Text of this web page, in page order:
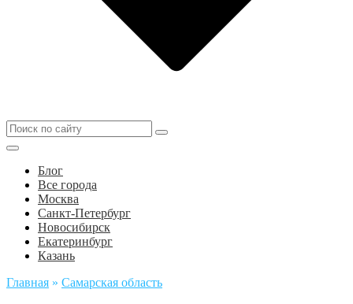
Блог
Все города
Москва
Санкт-Петербург
Новосибирск
Екатеринбург
Казань
Главная » Самарская область